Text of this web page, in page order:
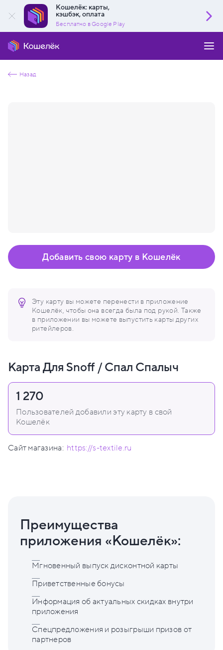
Кошелёк: карты,
кэшбэк, оплата
Бесплатно в Google Play
Назад
Эту карту вы можете перенести в приложение
Кошелёк, чтобы она всегда была под рукой. Также
в приложении вы можете выпустить карты других
ритейлеров.
Добавить свою карту в Кошелёк
Карта Для Snoff / Спал Спалыч
1 270
Пользователей добавили эту карту в свой
Кошелёк
Сайт магазина: https://s-textile.ru
Преимущества
приложения «Кошелёк»:
Мгновенный выпуск дисконтной карты
Приветственные бонусы
Информация об актуальных скидках внутри
приложения
Спецпредложения и розыгрыши призов от
партнеров